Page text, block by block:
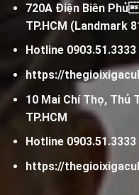
720A Điện Biên
TP.HCM (Landmark
Hotline 0903.51.3333
https://
10 Mai Chí Thọ, Thủ
TP.HCM
Hotline 0903.51.3333
https://